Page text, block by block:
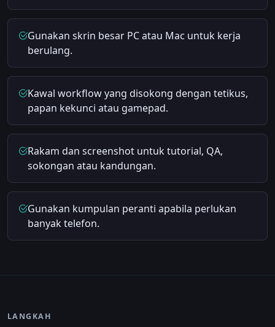
Gunakan skrin besar PC atau Mac untuk kerja
berulang.
Kawal workflow yang disokong dengan tetikus,
papan kekunci atau gamepad.
Rakam dan screenshot untuk tutorial, QA,
sokongan atau kandungan.
Gunakan kumpulan peranti apabila perlukan
banyak telefon.
LANGKAH